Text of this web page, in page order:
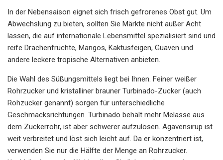
In der Nebensaison eignet sich frisch gefrorenes Obst gut. Um
Abwechslung zu bieten, sollten Sie Märkte nicht außer Acht
lassen, die auf internationale Lebensmittel spezialisiert sind und
reife Drachenfrüchte, Mangos, Kaktusfeigen, Guaven und
andere leckere tropische Alternativen anbieten.
Die Wahl des Süßungsmittels liegt bei Ihnen. Feiner weißer
Rohrzucker und kristalliner brauner Turbinado-Zucker (auch
Rohzucker genannt) sorgen für unterschiedliche
Geschmacksrichtungen. Turbinado behält mehr Melasse aus
dem Zuckerrohr, ist aber schwerer aufzulösen. Agavensirup ist
weit verbreitet und löst sich leicht auf. Da er konzentriert ist,
verwenden Sie nur die Hälfte der Menge an Rohrzucker.